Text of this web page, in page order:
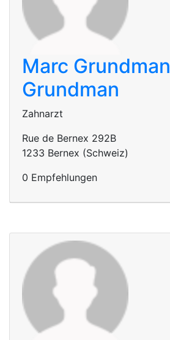
Marc Grundman
Grundman
Zahnarzt
Rue de Bernex 292B
1233 Bernex (Schweiz)
0 Empfehlungen